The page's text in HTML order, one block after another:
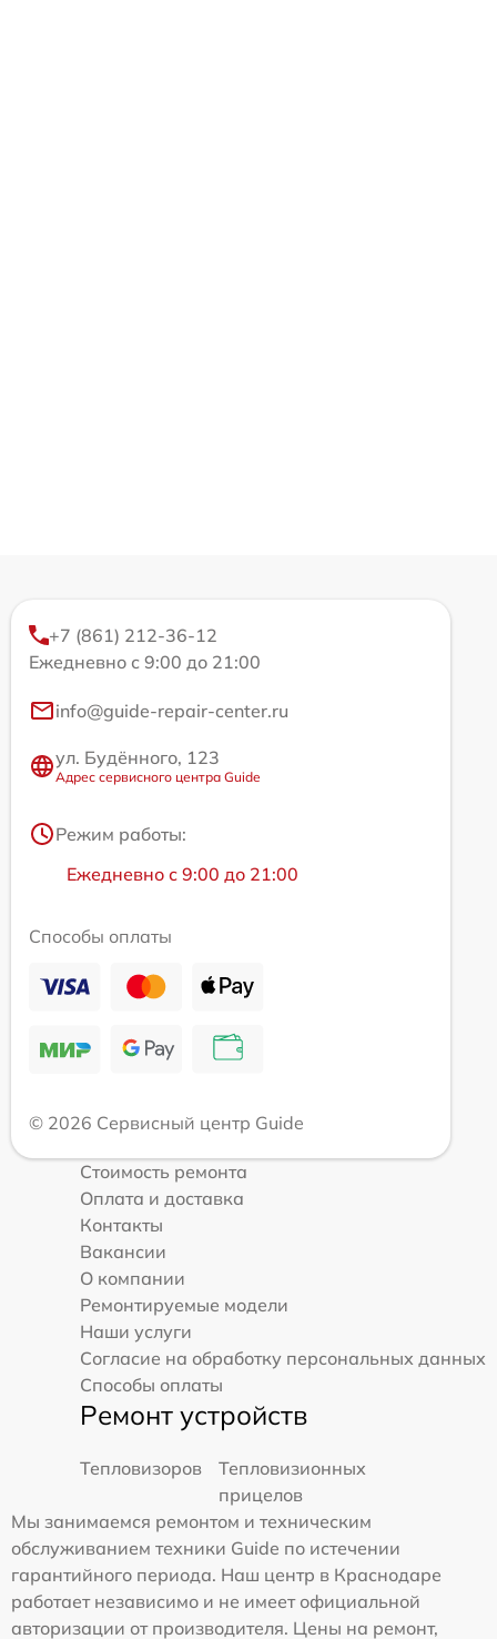
+7 (861) 212-36-12
Ежедневно с 9:00 до 21:00
info@guide-repair-center.ru
ул. Будённого, 123
Адрес сервисного центра Guide
Режим работы:
Ежедневно с 9:00 до 21:00
Способы оплаты
© 2026 Сервисный центр Guide
Стоимость ремонта
Оплата и доставка
Контакты
Вакансии
О компании
Ремонтируемые модели
Наши услуги
Согласие на обработку персональных данных
Способы оплаты
Ремонт устройств
Тепловизоров
Тепловизионных
прицелов
Мы занимаемся ремонтом и техническим
обслуживанием техники Guide по истечении
гарантийного периода. Наш центр в Краснодаре
работает независимо и не имеет официальной
авторизации от производителя. Цены на ремонт,